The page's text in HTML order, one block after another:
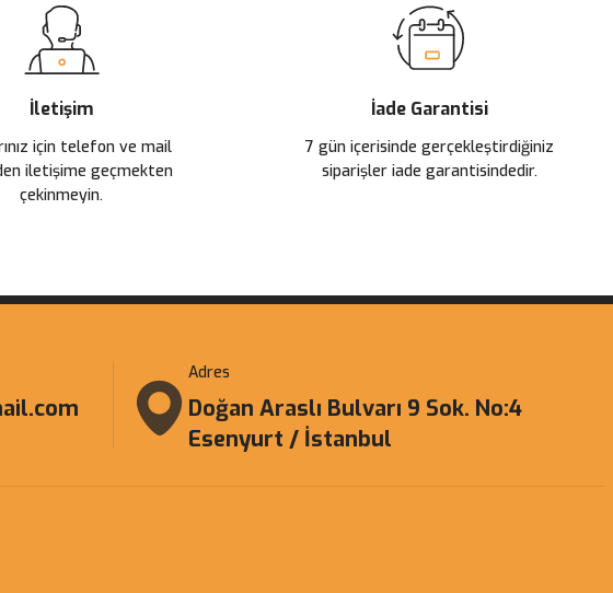
İletişim
için telefon ve mail
iletişime geçmekten
çekinmeyin.
İade Garantisi
7 gün içerisinde gerçekleştirdiğiniz
siparişler iade garantisindedir.
Adres
Doğan Araslı Bulvarı 9 Sok. No:4
Esenyurt / İstanbul